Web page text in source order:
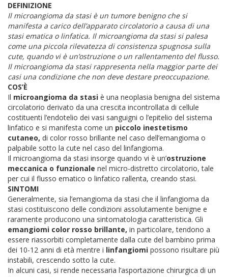
DEFINIZIONE
Il microangioma da stasi è un tumore benigno che si
manifesta a carico dell’apparato circolatorio a causa di una
stasi ematica o linfatica. Il microangioma da stasi si palesa
come una piccola rilevatezza di consistenza spugnosa sulla
cute, quando vi è un’ostruzione o un rallentamento del flusso.
Il microangioma da stasi rappresenta nella maggior parte dei
casi una condizione che non deve destare preoccupazione.
COS’È
Il microangioma da stasi è una neoplasia benigna del sistema
circolatorio derivato da una crescita incontrollata di cellule
costituenti l’endotelio dei vasi sanguigni o l’epitelio del sistema
linfatico e si manifesta come un piccolo inestetismo
cutaneo, di color rosso brillante nel caso dell’emangioma o
palpabile sotto la cute nel caso del linfangioma.
Il microangioma da stasi insorge quando vi è un’ostruzione
meccanica o funzionale nel micro-distretto circolatorio, tale
per cui il flusso ematico o linfatico rallenta, creando stasi.
SINTOMI
Generalmente, sia l’emangioma da stasi che il linfangioma da
stasi costituiscono delle condizioni assolutamente benigne e
raramente producono una sintomatologia caratteristica. Gli
emangiomi color rosso brillante, in particolare, tendono a
essere riassorbiti completamente dalla cute del bambino prima
dei 10-12 anni di età mentre i linfangiomi possono risultare più
instabili, crescendo sotto la cute.
In alcuni casi, si rende necessaria l’asportazione chirurgica di un